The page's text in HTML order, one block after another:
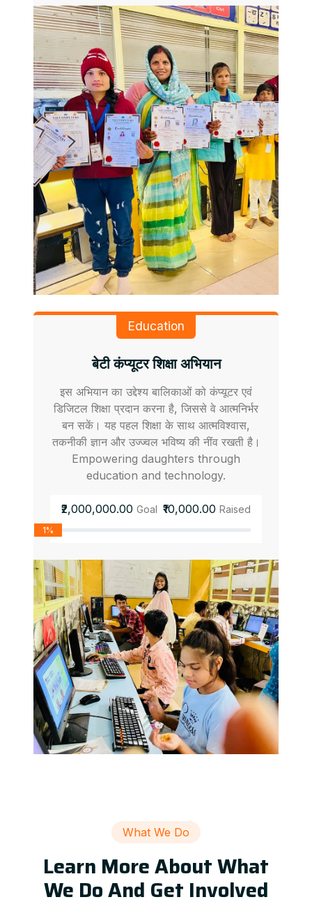
Education
बेटी कंप्यूटर शिक्षा अभियान
इस अभियान का उद्देश्य बालिकाओं को कंप्यूटर एवं
डिजिटल शिक्षा प्रदान करना है, जिससे वे आत्मनिर्भर
बन सकें। यह पहल शिक्षा के साथ आत्मविश्वास,
तकनीकी ज्ञान और उज्ज्वल भविष्य की नींव रखती है।
Empowering daughters through
education and technology.
₹2,000,000.00 Goal ₹10,000.00 Raised
1%
What We Do
Learn More About What
We Do And Get Involved